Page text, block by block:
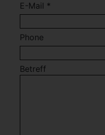
E-Mail *
Phone
Betreff